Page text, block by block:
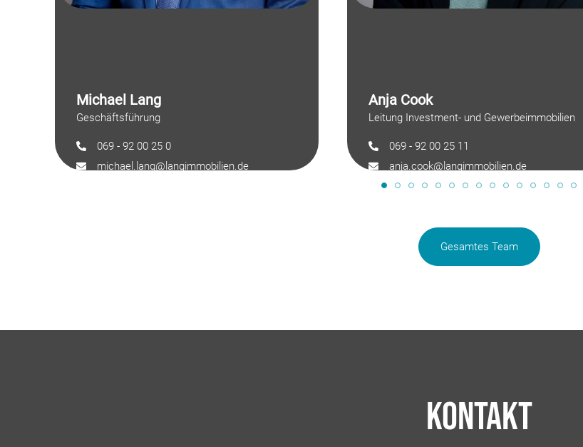
Michael Lang
Geschäftsführung
069 - 92 00 25 0
michael.lang@langimmobilien.de
Anja Cook
Leitung Investment- und Gewerbeimmobilien
069 - 92 00 25 11
anja.cook@langimmobilien.de
Gesamtes Team
Kontakt